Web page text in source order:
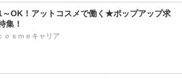
～OK！アットコスメで働く★ポップアップ求
集！
ｏｓｍｅキャリア